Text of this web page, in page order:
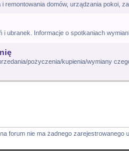
remontowania domów, urządzania pokoi,
i ubranek. Informacje o spotkaniach
pożyczenia/kupienia/wymiany
forum nie ma żadnego zarejestrowanego